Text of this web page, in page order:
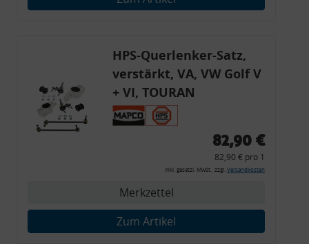
HPS-Querlenker-Satz,
verstärkt, VA, VW Golf V
+ VI, TOURAN
82,90 €
82,90 € pro 1
inkl. gesetzl. MwSt., zzgl. Versandkosten
Merkzettel
Zum Artikel
Endgeräteeigenschaften zur Identifikation aktiv abfragen